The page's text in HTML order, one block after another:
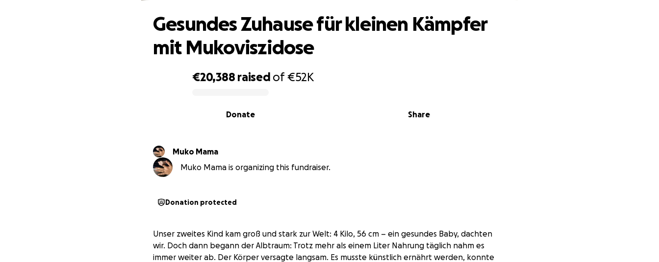
€20,388 raised of€52K
Share
Donate
Gesundes Zuhause für kleinen Kämpfer
mit Mukoviszidose
Muko Mama
Muko Mama is organizing this fundraiser.
Donation protected
Unser zweites Kind kam groß und stark zur Welt: 4 Kilo, 56 cm – ein gesundes Baby, dachten
wir. Doch dann begann der Albtraum: Trotz mehr als einem Liter Nahrung täglich nahm es
immer weiter ab. Der Körper versagte langsam. Es musste künstlich ernährt werden, konnte